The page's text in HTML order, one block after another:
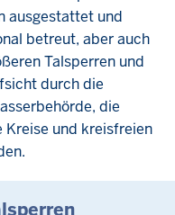
ausgestattet und
betreut, aber auch
Talsperren und
durch die
die
und kreisfreien